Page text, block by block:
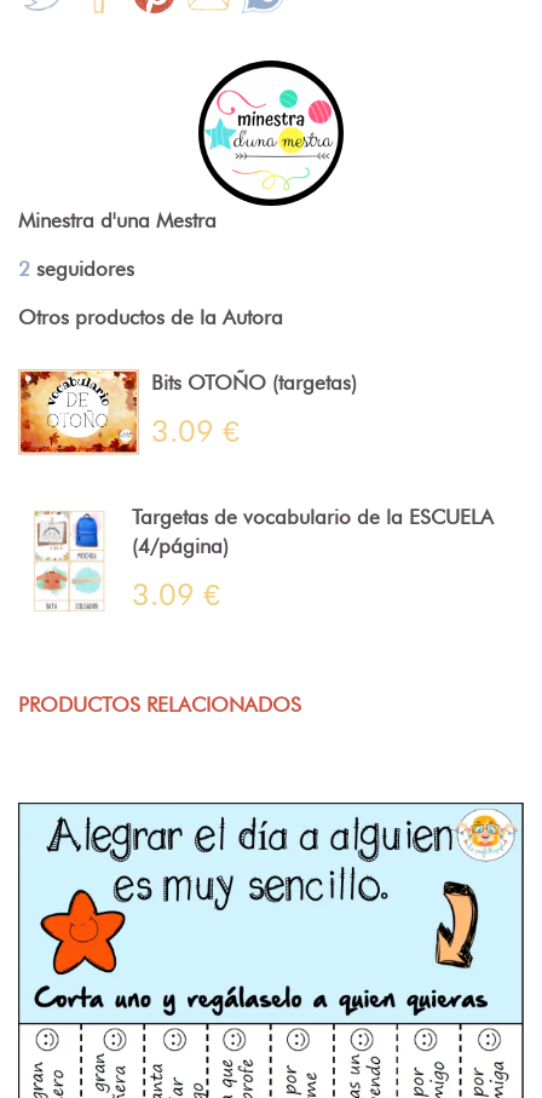
Minestra d'una Mestra
2 seguidores
Otros productos de la Autora
Bits OTOÑO (targetas)
3.09 €
Targetas de vocabulario de la ESCUELA
(4/página)
3.09 €
PRODUCTOS RELACIONADOS